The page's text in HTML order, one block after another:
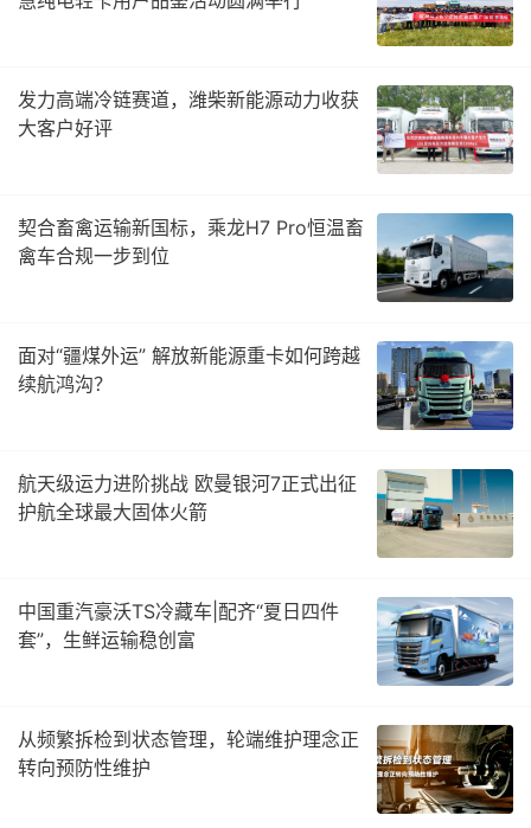
发力高端冷链赛道，潍柴新能源动力收获
大客户好评
契合畜禽运输新国标，乘龙H7 Pro恒温畜
禽车合规一步到位
面对“疆煤外运” 解放新能源重卡如何跨越
续航鸿沟？
航天级运力进阶挑战 欧曼银河7正式出征
护航全球最大固体火箭
中国重汽豪沃TS冷藏车|配齐“夏日四件
套”，生鲜运输稳创富
从频繁拆检到状态管理，轮端维护理念正
转向预防性维护